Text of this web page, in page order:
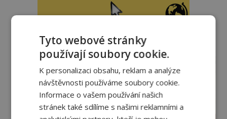
Tyto webové stránky
používají soubory cookie.
K personalizaci obsahu, reklam a analýze
návštěvnosti používáme soubory cookie.
Informace o vašem používání našich
stránek také sdílíme s našimi reklamními a